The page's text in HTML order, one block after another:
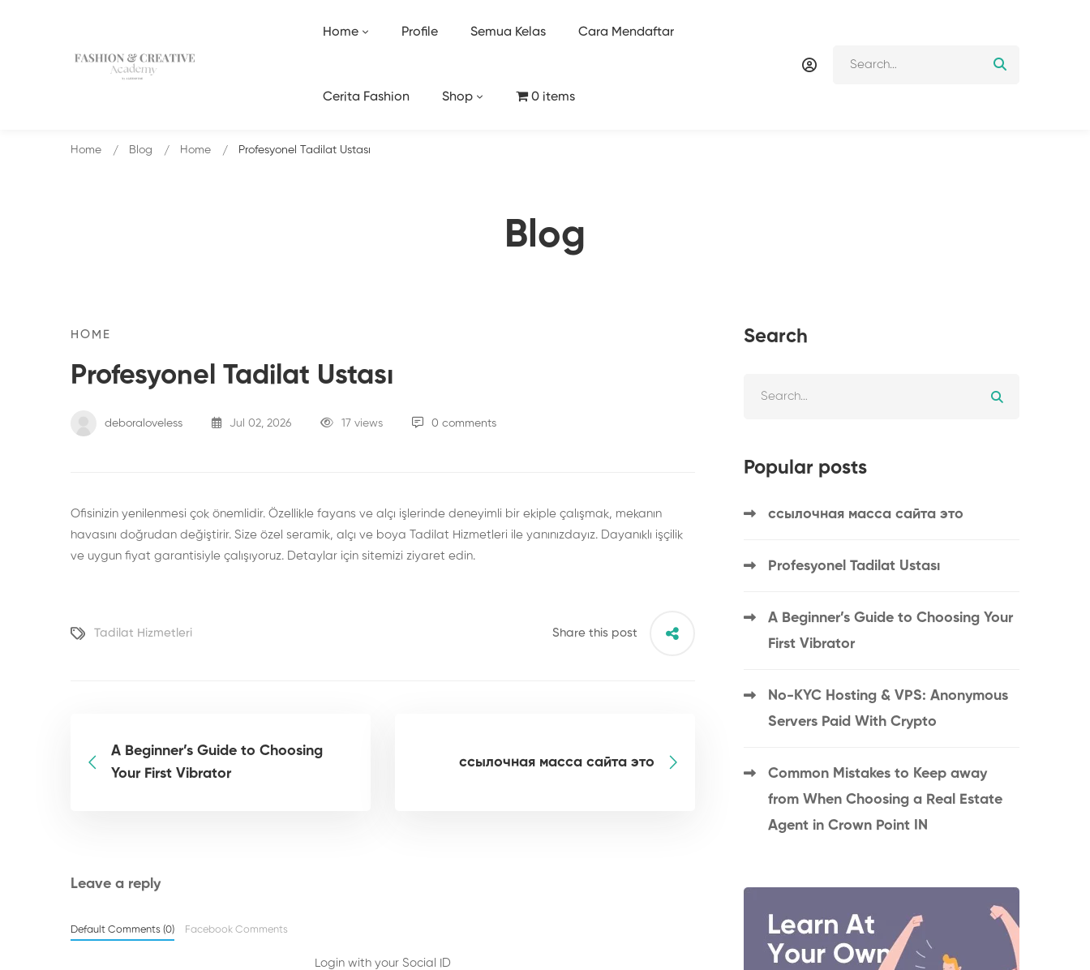
Home Profile Semua Kelas Cara Mendaftar
Cerita Fashion Shop 0 items
Blog
Home Blog Home Profesyonel Tadilat Ustası
HOME
Profesyonel Tadilat Ustası
deboraloveless Jul 02, 2026 17 views 0 comments
Ofisinizin yenilenmesi çok önemlidir. Özellikle fayans ve alçı işlerinde deneyimli bir ekiple çalışmak, mekanın
havasını doğrudan değiştirir. Size özel seramik, alçı ve boya Tadilat Hizmetleri ile yanınızdayız. Dayanıklı işçilik
ve uygun fiyat garantisiyle çalışıyoruz. Detaylar için sitemizi ziyaret edin.
Tadilat Hizmetleri Share this post
A Beginner’s Guide to Choosing
Your First Vibrator
ссылочная масса сайта это
Leave a reply
Default Comments (0) Facebook Comments
Login with your Social ID
Search
Popular posts
ссылочная масса сайта это
Profesyonel Tadilat Ustası
A Beginner’s Guide to Choosing Your
First Vibrator
No-KYC Hosting & VPS: Anonymous
Servers Paid With Crypto
Common Mistakes to Keep away
from When Choosing a Real Estate
Agent in Crown Point IN